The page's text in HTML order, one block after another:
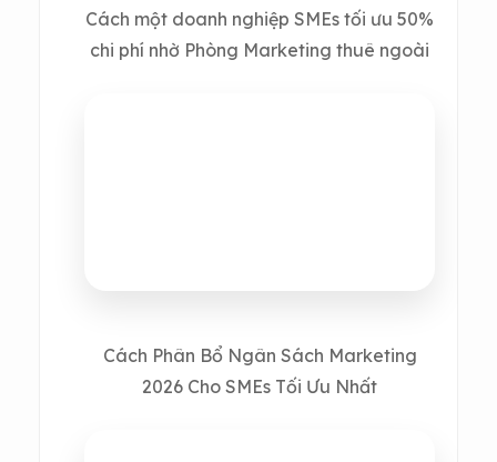
Cách một doanh nghiệp SMEs tối ưu 50%
chi phí nhờ Phòng Marketing thuê ngoài
Cách Phân Bổ Ngân Sách Marketing
2026 Cho SMEs Tối Ưu Nhất